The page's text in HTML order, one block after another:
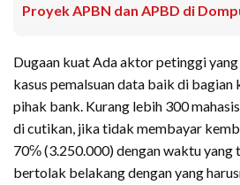
Proyek APBN dan APBD di
Dugaan kuat Ada aktor petinggi
kasus pemalsuan data baik di bagian
pihak bank. Kurang lebih 300
di cutikan, jika tidak membayar
70℅ (3.250.000) dengan waktu yang
bertolak belakang dengan yang